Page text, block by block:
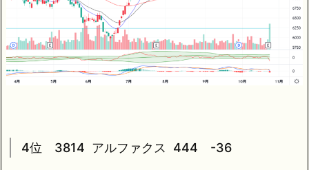
4位 3814 アルファクス 444 -36